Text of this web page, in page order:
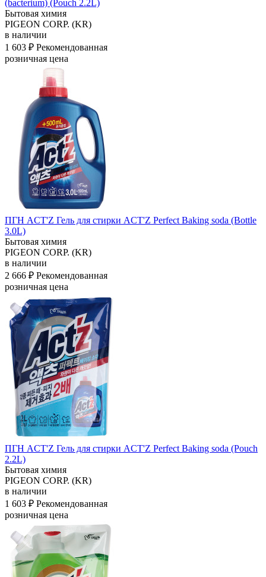
(bacterium) (Pouch 2.2L)
Бытовая химия
PIGEON CORP. (KR)
в наличии
1 603 ₽ Рекомендованная
розничная цена
ПГН ACT'Z Гель для стирки ACT'Z Perfect Baking soda (Bottle
3.0L)
Бытовая химия
PIGEON CORP. (KR)
в наличии
2 666 ₽ Рекомендованная
розничная цена
ПГН ACT'Z Гель для стирки ACT'Z Perfect Baking soda (Pouch
2.2L)
Бытовая химия
PIGEON CORP. (KR)
в наличии
1 603 ₽ Рекомендованная
розничная цена